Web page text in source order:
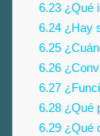
6.23¿Qué
6.24¿Hay
6.25
6.26
6.27
6.28¿Qué
6.29¿Qué